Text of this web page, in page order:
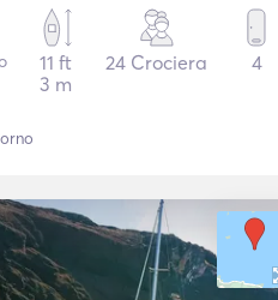
11 ft
3 m
24 Crociera 4